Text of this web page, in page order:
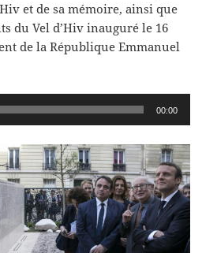
et de sa mémoire, ainsi que
du Vel d’Hiv inauguré le 16
de la République Emmanuel
00:00